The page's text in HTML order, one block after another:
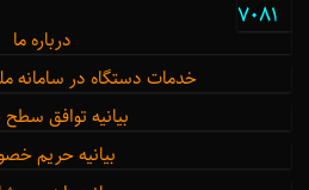
7081
درباره ما
خدمات دستگاه در سامانه
بیانیه توافق
بیانیه حریم